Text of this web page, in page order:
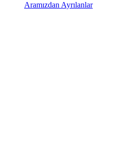
Aramızdan Ayrılanlar